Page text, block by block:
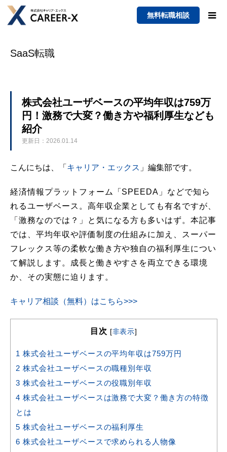
無料転職相談
SaaS転職
株式会社ユーザベースの平均年収は759万
円！激務で大変？働き方や福利厚生なども
紹介
更新日：2026.01.14
こんにちは、「 キャリア・エックス 」編集部です。
経済情報プラットフォーム「SPEEDA」などで知ら
れるユーザベース。高年収企業としても有名ですが、
「激務なのでは？」と気になる方も多いはず。本記事
では、平均年収や評価制度の仕組みに加え、スーパー
フレックス等の柔軟な働き方や独自の福利厚生につい
て解説します。成長と働きやすさを両立できる環境
か、その実態に迫ります。
キャリア相談（無料）はこちら>>>
目次 [非表示]
1 株式会社ユーザベースの平均年収は759万円
2 株式会社ユーザベースの職種別年収
3 株式会社ユーザベースの役職別年収
4 株式会社ユーザベースは激務で大変？働き方の特徴
とは
5 株式会社ユーザベースの福利厚生
6 株式会社ユーザベースで求められる人物像